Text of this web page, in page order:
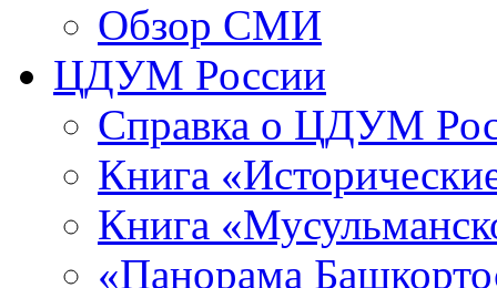
Обзор СМИ
ЦДУМ России
Справка о ЦДУМ
Книга
Книга
«Панорама